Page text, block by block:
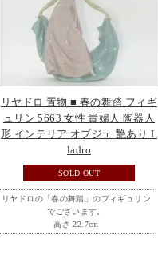
リヤドロ 置物 ■ 春の舞踏 フィギ
ュリン 5663 女性 貴婦人 陶器人
形 インテリア オブジェ 艶あり L
ladro
SOLD OUT
リヤドロの「春の舞踏」のフィギュリン
でございます。
高さ 22.7cm